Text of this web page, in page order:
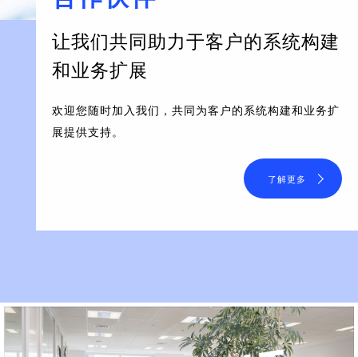
让我们共同助力于客户的系统构建
和业务扩展
欢迎您随时加入我们，共同为客户的系统构建和业务扩
展提供支持。
了解更多